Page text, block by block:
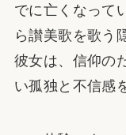
でに亡くなって
ら讃美歌を歌う
彼女は、信仰の
い孤独と不信感